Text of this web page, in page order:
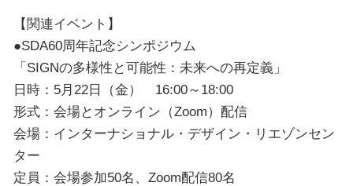
【関連イベント】
●SDA60周年記念シンポジウム
「SIGNの多様性と可能性：未来への再定義」
日時：5月22日（金） 16:00～18:00
形式：会場とオンライン（Zoom）配信
会場：インターナショナル・デザイン・リエゾンセン
ター
定員：会場参加50名、Zoom配信80名